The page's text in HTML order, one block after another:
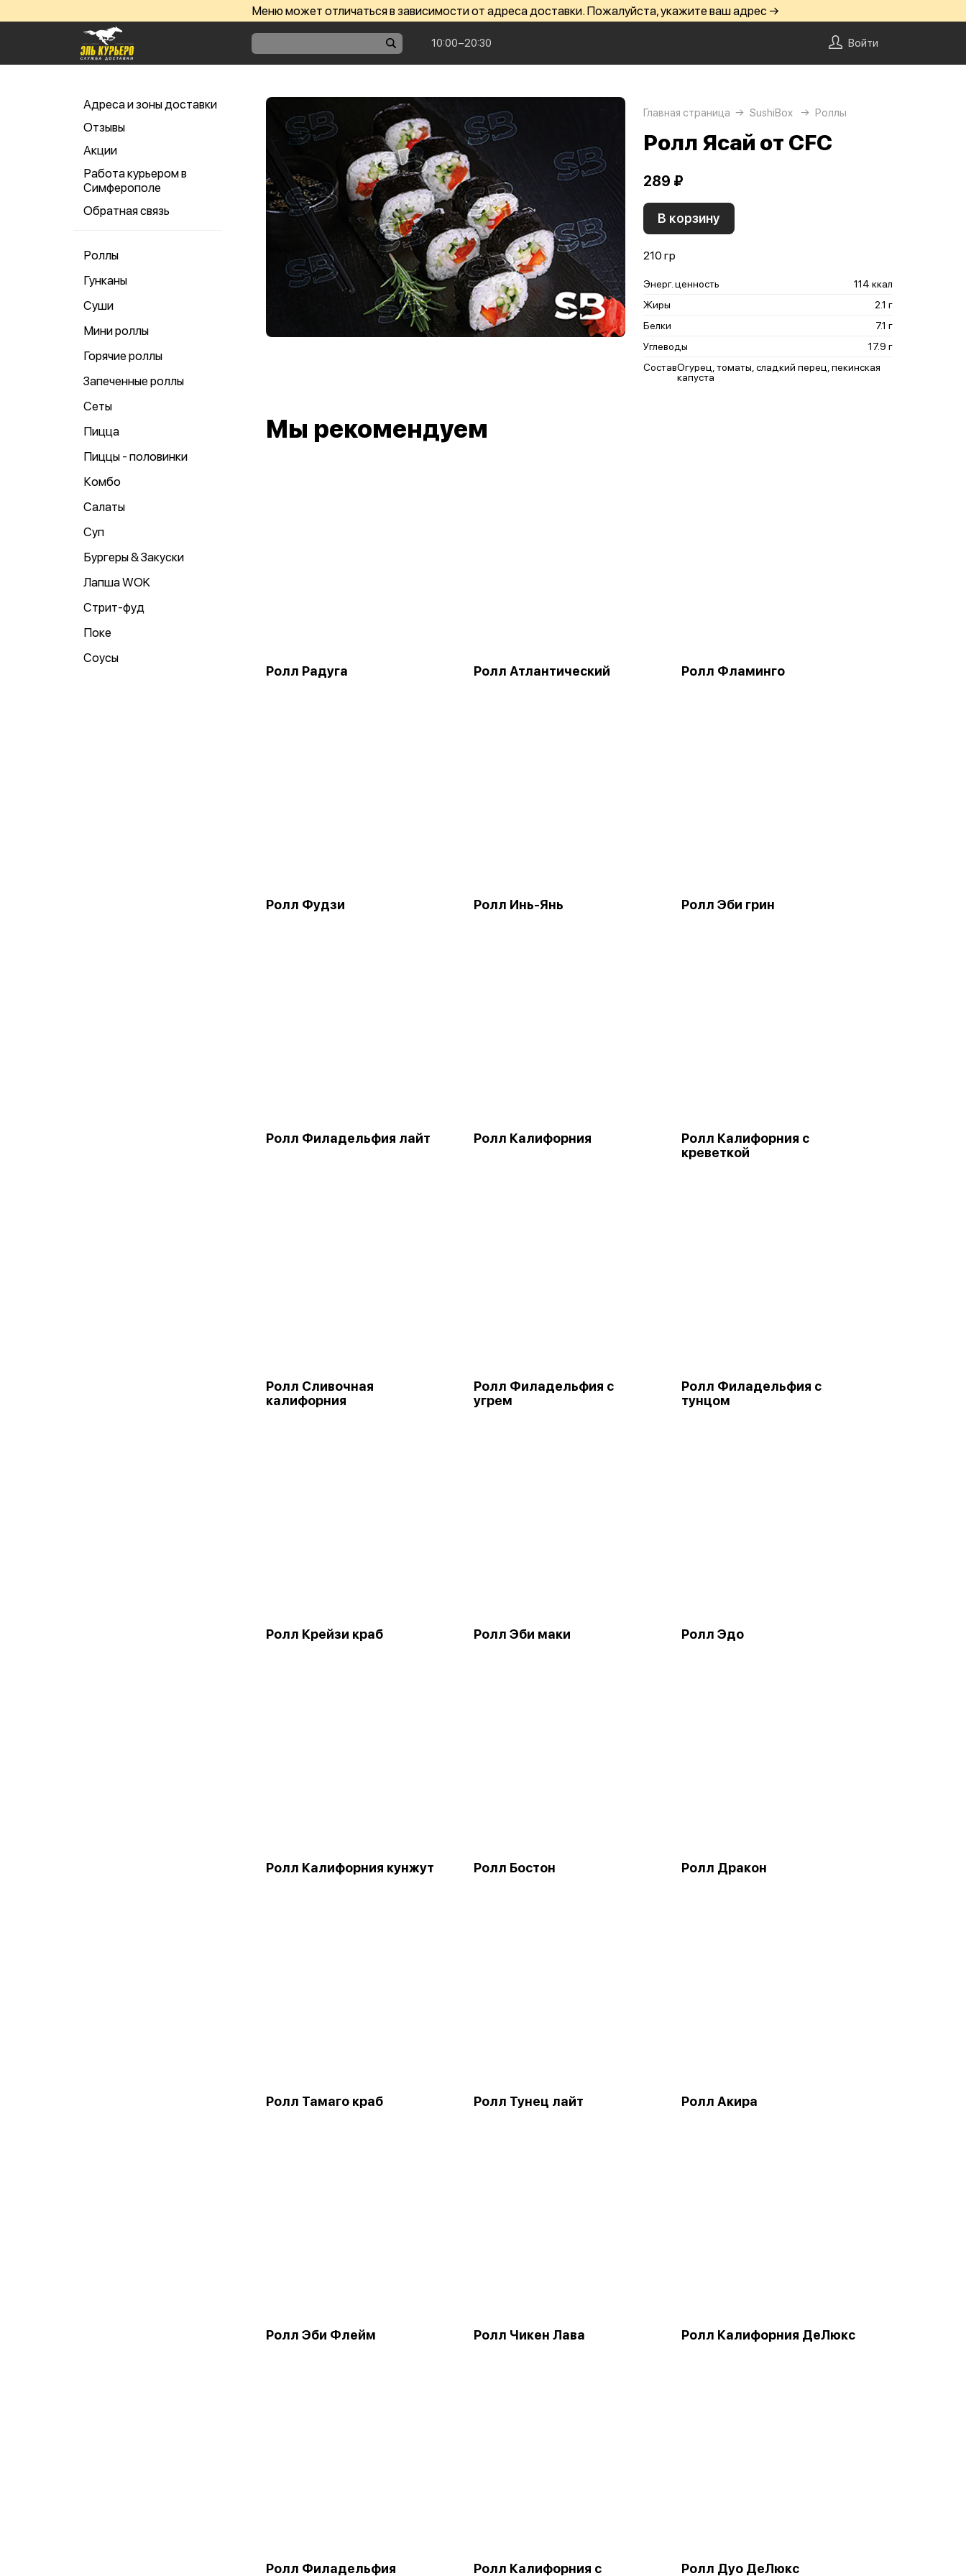
Меню может отличаться в зависимости от адреса доставки. Пожалуйста, укажите ваш адрес →
10:00−20:30 Войти
Адреса и зоны доставки
Отзывы
Акции
Работа курьером в
Симферополе
Обратная связь
Роллы
Гунканы
Суши
Мини роллы
Горячие роллы
Запеченные роллы
Сеты
Пицца
Пиццы - половинки
Комбо
Салаты
Суп
Бургеры & Закуски
Лапша WOK
Стрит-фуд
Поке
Соусы
Главная страница SushiBox Роллы
Ролл Ясай от CFC
289 ₽
В корзину
210 гр
Энерг. ценность
114 ккал
Жиры
2.1 г
Белки
7.1 г
Углеводы
17.9 г
СоставОгурец, томаты, сладкий перец, пекинская
капуста
Мы рекомендуем
Ролл Радуга Ролл Атлантический Ролл Фламинго
Ролл Фудзи Ролл Инь-Янь Ролл Эби грин
Ролл Филадельфия лайт Ролл Калифорния
Ролл Калифорния с
креветкой
Ролл Сливочная
калифорния
Ролл Филадельфия с
угрем
Ролл Филадельфия с
тунцом
Ролл Крейзи краб Ролл Эби маки Ролл Эдо
Ролл Калифорния кунжут Ролл Бостон Ролл Дракон
Ролл Тамаго краб Ролл Тунец лайт Ролл Акира
Ролл Эби Флейм Ролл Чикен Лава Ролл Калифорния ДеЛюкс
Ролл Филадельфия
Ролл Калифорния с
Ролл Дуо ДеЛюкс